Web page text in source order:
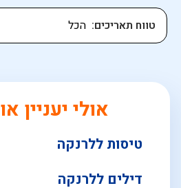
טווח תאריכים
אולי יעניין
טיסות ללרנקה
דילים ללרנקה